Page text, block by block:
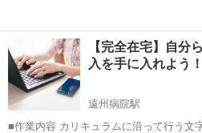
【完全在宅】自分
入を手に入れよう！
遠州病院駅
■作業内容 カリキュラムに沿って行う文字入力、 求人記事の作成、お